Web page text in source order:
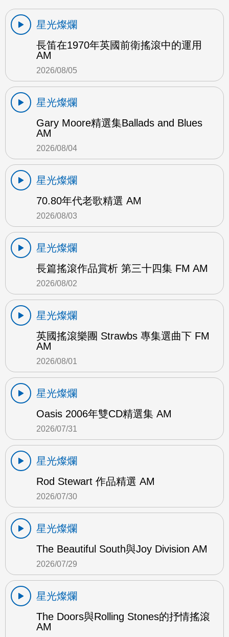
星光燦爛
長笛在1970年英國前衛搖滾中的運用
AM
2026/08/05
星光燦爛
Gary Moore精選集Ballads and Blues
AM
2026/08/04
星光燦爛
70.80年代老歌精選 AM
2026/08/03
星光燦爛
長篇搖滾作品賞析 第三十四集 FM AM
2026/08/02
星光燦爛
英國搖滾樂團 Strawbs 專集選曲下 FM
AM
2026/08/01
星光燦爛
Oasis 2006年雙CD精選集 AM
2026/07/31
星光燦爛
Rod Stewart 作品精選 AM
2026/07/30
星光燦爛
The Beautiful South與Joy Division AM
2026/07/29
星光燦爛
The Doors與Rolling Stones的抒情搖滾
AM